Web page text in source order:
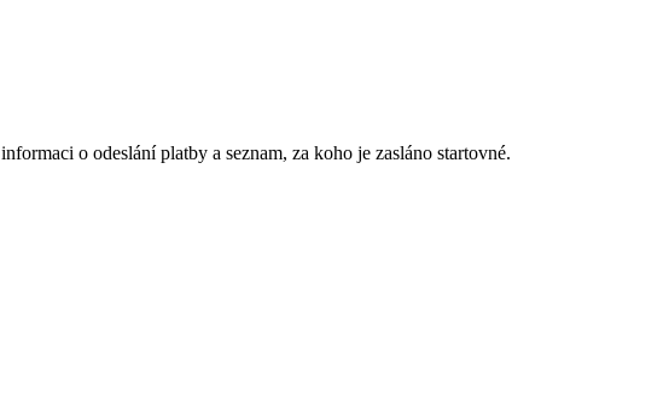
informaci o odeslání platby a seznam, za koho je zasláno startovné.